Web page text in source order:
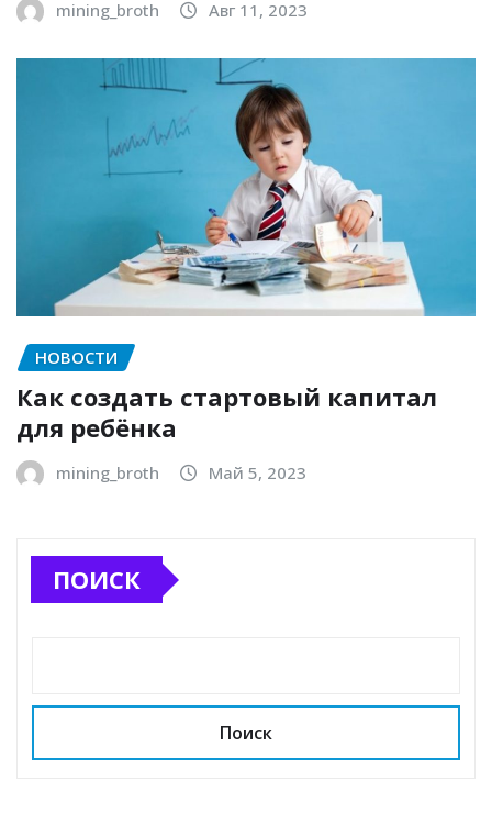
mining_broth Авг 11, 2023
НОВОСТИ
Как создать стартовый капитал
для ребёнка
mining_broth Май 5, 2023
ПОИСК
Поиск